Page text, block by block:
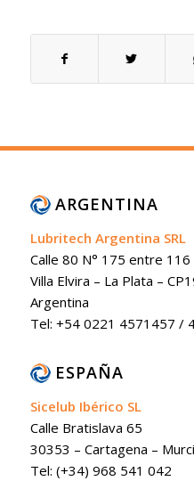
ARGENTINA
Lubritech Argentina SRL
Calle 80 N° 175 entre
Villa Elvira – La Plata –
Argentina
Tel: +54 0221 4571457 /
ESPAÑA
Sicelub Ibérico SL
Calle Bratislava 65
30353 – Cartagena –
Tel: (+34) 968 541 042